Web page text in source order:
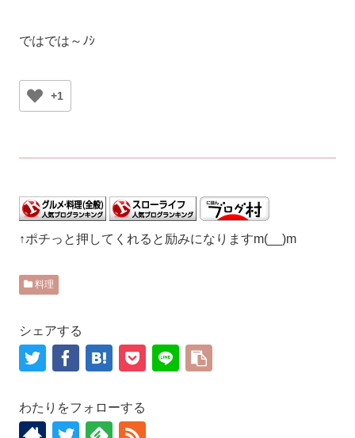
ではでは～ﾉｼ
+1
↑ポチっと押してくれると励みになりますm(__)m
料理
シェアする
わたりをフォローする